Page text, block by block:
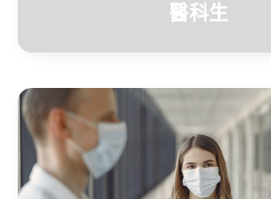
醫科生